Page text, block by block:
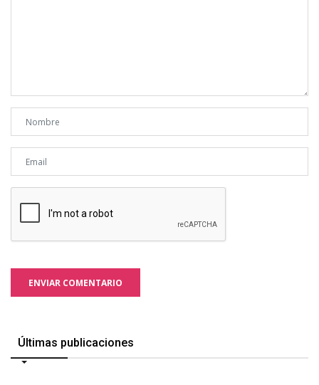
ENVIAR COMENTARIO
Últimas publicaciones